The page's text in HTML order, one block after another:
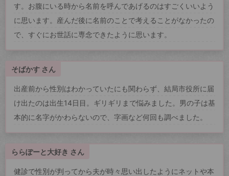
す。お腹にいる時から名前を呼んであげるのはすごくいいよう
に思います。産んだ後に名前のことで考えることがなかったの
で、すぐにお世話に専念できたように思います。
そばかす さん
出産前から性別はわかっていたにも関わらず、結局市役所に届
け出たのは出生14日目。ギリギリまで悩みました。男の子は基
本的に名字がかわらないので、字画など何回も調べました。
ららぽーと大好き さん
健診で性別が判ってから夫が時々思い出したようにネットや本